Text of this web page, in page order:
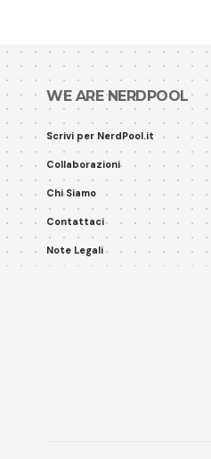
WE ARE NERDPOOL
Scrivi per NerdPool.it
Collaborazioni
Chi Siamo
Contattaci
Note Legali